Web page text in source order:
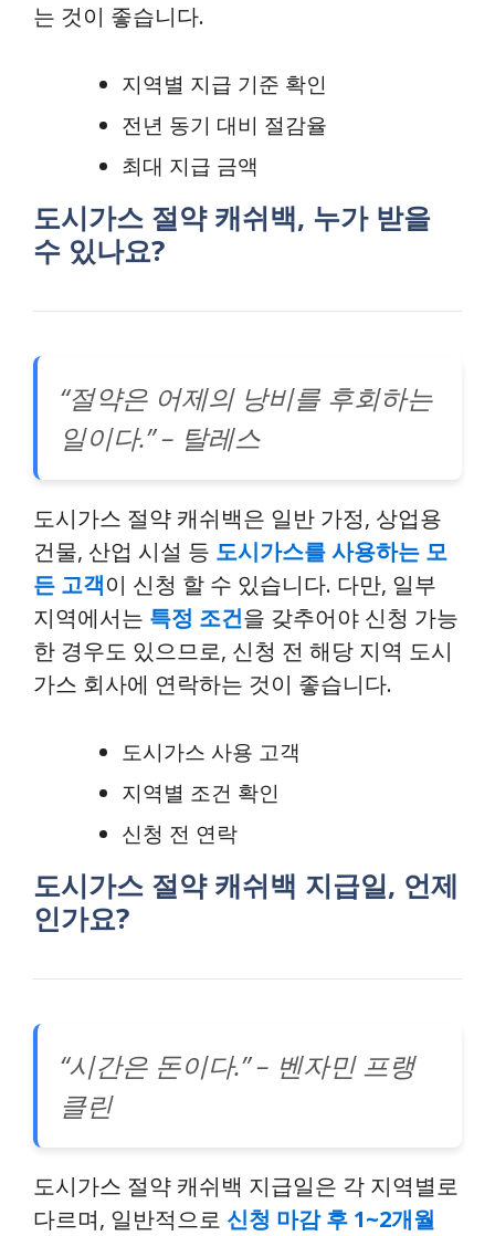
는 것이 좋습니다.
지역별 지급 기준 확인
전년 동기 대비 절감율
최대 지급 금액
도시가스 절약 캐쉬백, 누가 받을
수 있나요?
“절약은 어제의 낭비를 후회하는
일이다.” – 탈레스
도시가스 절약 캐쉬백은 일반 가정, 상업용
건물, 산업 시설 등 도시가스를 사용하는 모
든 고객이 신청 할 수 있습니다. 다만, 일부
지역에서는 특정 조건을 갖추어야 신청 가능
한 경우도 있으므로, 신청 전 해당 지역 도시
가스 회사에 연락하는 것이 좋습니다.
도시가스 사용 고객
지역별 조건 확인
신청 전 연락
도시가스 절약 캐쉬백 지급일, 언제
인가요?
“시간은 돈이다.” – 벤자민 프랭
클린
도시가스 절약 캐쉬백 지급일은 각 지역별로
다르며, 일반적으로 신청 마감 후 1~2개월